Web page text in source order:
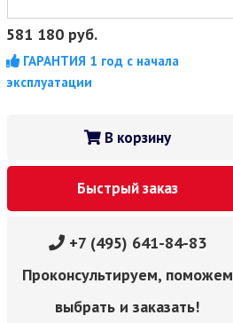
581 180 руб.
ГАРАНТИЯ 1 год с начала
эксплуатации
В корзину
Быстрый заказ
+7 (495) 641-84-83
Проконсультируем, поможем
выбрать и заказать!